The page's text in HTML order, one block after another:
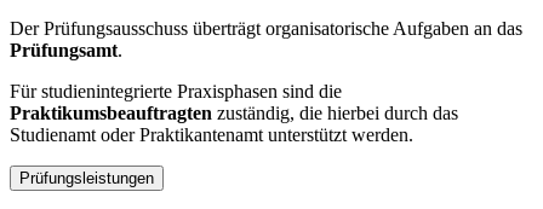
Der Prüfungsausschuss überträgt organisatorische Aufgaben an das
Prüfungsamt.
Für studienintegrierte Praxisphasen sind die
Praktikumsbeauftragten zuständig, die hierbei durch das
Studienamt oder Praktikantenamt unterstützt werden.
Prüfungsleistungen